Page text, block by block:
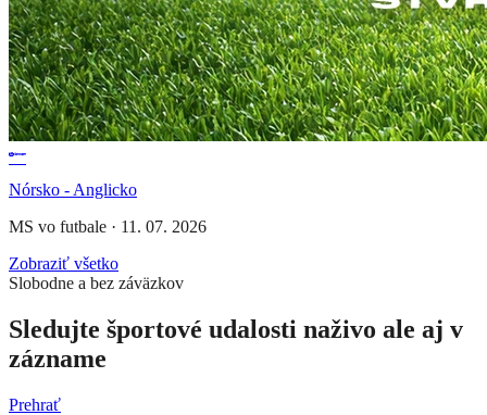
Nórsko - Anglicko
MS vo futbale · 11. 07. 2026
Zobraziť všetko
Slobodne a bez záväzkov
Sledujte športové udalosti naživo ale aj v
zázname
Prehrať